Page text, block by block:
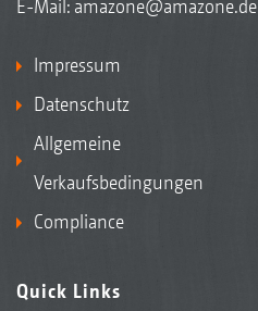
E-Mail: amazone@amazone.de
Impressum
Datenschutz
Allgemeine
Verkaufsbedingungen
Compliance
Quick Links